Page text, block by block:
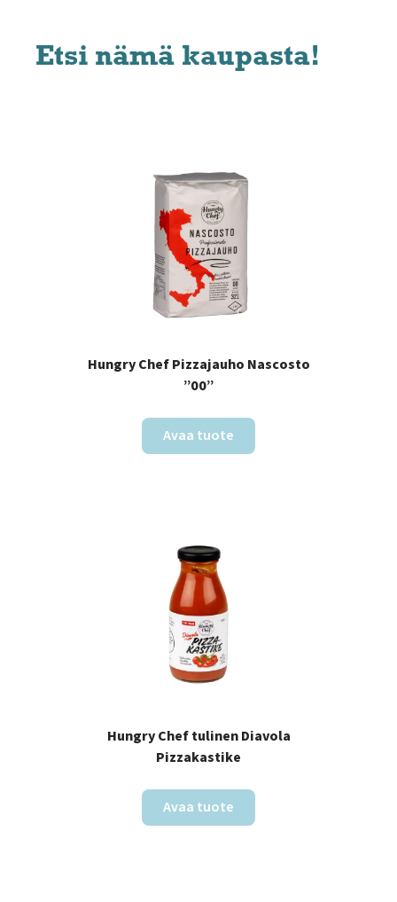
Etsi nämä kaupasta!
Hungry Chef Pizzajauho Nascosto
”00”
Avaa tuote
Hungry Chef tulinen Diavola
Pizzakastike
Avaa tuote